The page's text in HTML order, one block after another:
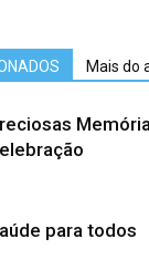
Mais do
para todos